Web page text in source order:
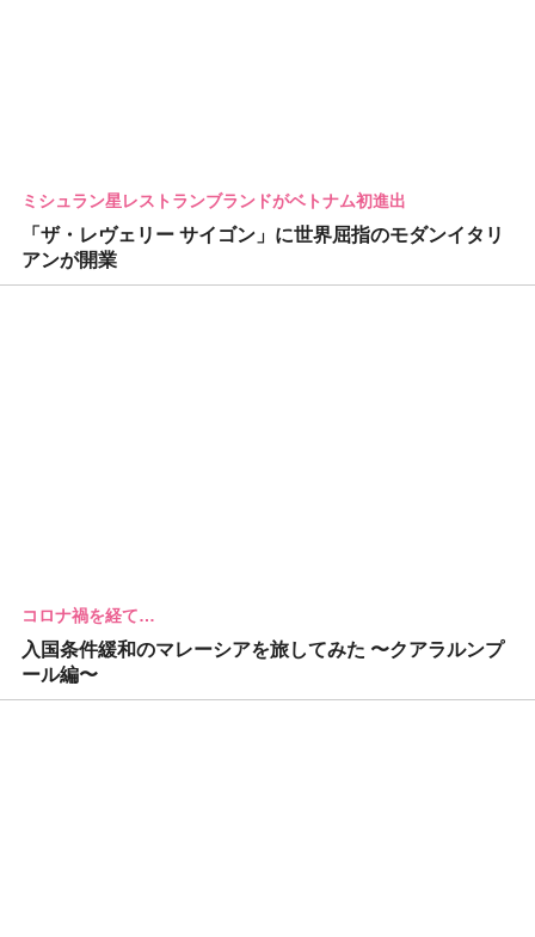
ミシュラン星レストランブランドがベトナム初進出
「ザ・レヴェリー サイゴン」に世界屈指のモダンイタリ
アンが開業
コロナ禍を経て…
入国条件緩和のマレーシアを旅してみた 〜クアラルンプ
ール編〜